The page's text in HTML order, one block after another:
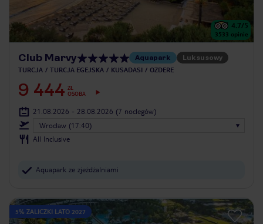
4.7/5
3533 opinie
Club Marvy Aquapark Luksusowy
TURCJA TURCJA EGEJSKA KUSADASI OZDERE
9 444 ZŁ
OSOBA
21.08.2026 - 28.08.2026 (7 noclegów)
Wrocław (17:40)
All Inclusive
Aquapark ze zjeżdżalniami
5% ZALICZKI LATO 2027